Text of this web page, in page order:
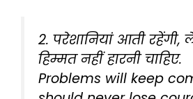
2. परेशानियां आती
हिम्मत नहीं हारनी चाहिए.
Problems will keep